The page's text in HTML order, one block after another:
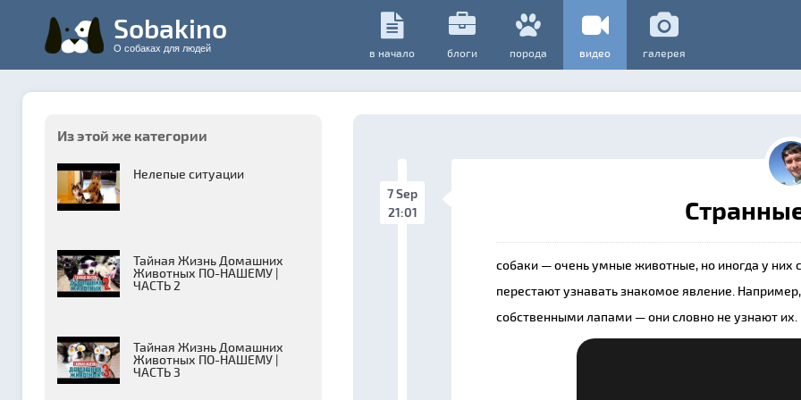
Sobakino
О собаках для людей в начало блоги порода видео галерея
Из этой же категории
Нелепые ситуации
Тайная Жизнь Домашних
Животных ПО-НАШЕМУ |
ЧАСТЬ 2
Тайная Жизнь Домашних
Животных ПО-НАШЕМУ |
ЧАСТЬ 3
7 Sep
21:01
собаки — очень умные животные, но иногда у них
перестают узнавать знакомое явление.
собственными лапами — они словно не узнают их.